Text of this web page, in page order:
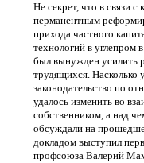
Не секрет, что в связи
перманентным
прихода частного
технологий в углепром
был вынужден усилить
трудящихся. Насколько
законодательство по
удалось изменить во
собственником, а над
обсуждали на
докладом выступил
профсоюза Валерий